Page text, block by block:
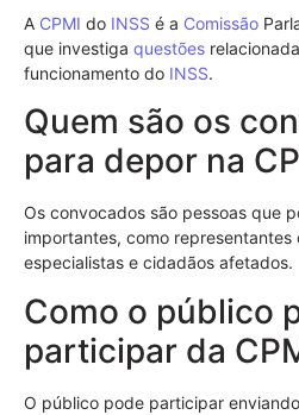
A CPMI do INSS é a Comissão
que investiga questões
funcionamento do INSS.
Quem são os
para depor na
Os convocados são pessoas que
importantes, como representantes
especialistas e cidadãos afetados.
Como o público
participar da
O público pode participar